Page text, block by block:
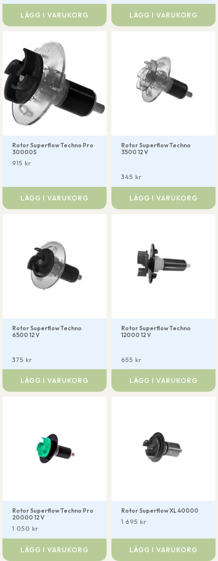
LÄGG I VARUKORG LÄGG I VARUKORG
Rotor Superflow Techno Pro
30000S
915 kr
LÄGG I VARUKORG
Rotor Superflow Techno
3500 12 V
345 kr
LÄGG I VARUKORG
Rotor Superflow Techno
6500 12 V
375 kr
LÄGG I VARUKORG
Rotor Superflow Techno
12000 12 V
655 kr
LÄGG I VARUKORG
Rotor Superflow Techno Pro
20000 12 V
1 050 kr
LÄGG I VARUKORG
Rotor Superflow XL 40000
1 695 kr
LÄGG I VARUKORG